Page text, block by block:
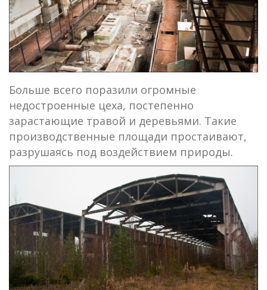
Больше всего поразили огромные
недостроенные цеха, постепенно
зарастающие травой и деревьями. Такие
производственные площади простаивают,
разрушаясь под воздействием природы.